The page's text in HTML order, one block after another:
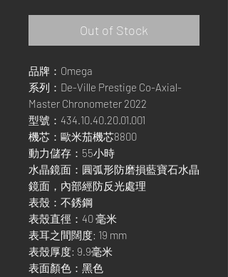
Out of Stock
品牌：Omega
系列：De-Ville Prestige Co-Axial-
Master Chronometer 2022
型號：434.10.40.20.01.001
機芯：歐米茄機芯8800
動力儲存：55小時
水晶鏡面：圓弧形防磨損藍寶石水晶
鏡面，內部經防反光處理
表殼：不銹鋼
表殼直徑：40 毫米
表耳之間闊度: 19 mm
表殼厚度: 9.9毫米
表面顏色：黑色